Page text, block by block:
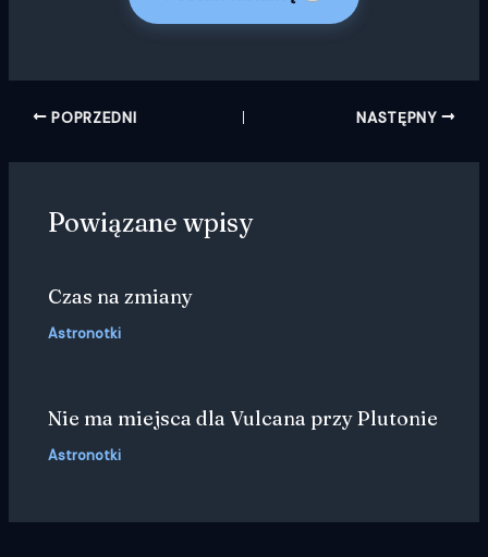
POPRZEDNI NASTĘPNY
Powiązane wpisy
Czas na zmiany
Astronotki
Nie ma miejsca dla Vulcana przy Plutonie
Astronotki